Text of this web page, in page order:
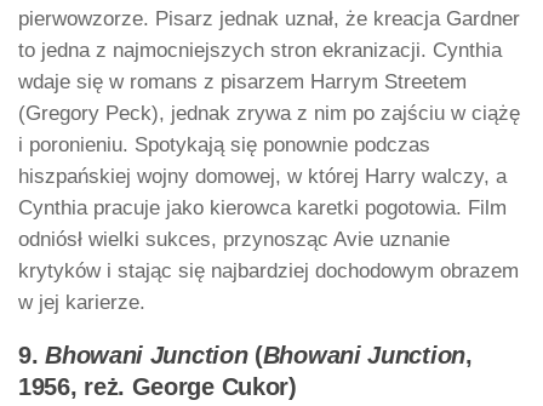
pierwowzorze. Pisarz jednak uznał, że kreacja Gardner
to jedna z najmocniejszych stron ekranizacji. Cynthia
wdaje się w romans z pisarzem Harrym Streetem
(Gregory Peck), jednak zrywa z nim po zajściu w ciążę
i poronieniu. Spotykają się ponownie podczas
hiszpańskiej wojny domowej, w której Harry walczy, a
Cynthia pracuje jako kierowca karetki pogotowia. Film
odniósł wielki sukces, przynosząc Avie uznanie
krytyków i stając się najbardziej dochodowym obrazem
w jej karierze.
9.Bhowani Junction(Bhowani Junction,
1956, reż. George Cukor)